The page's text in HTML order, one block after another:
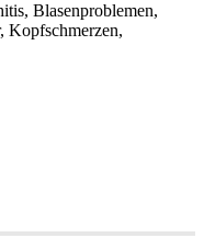
Blasenproblemen,
Kopfschmerzen,